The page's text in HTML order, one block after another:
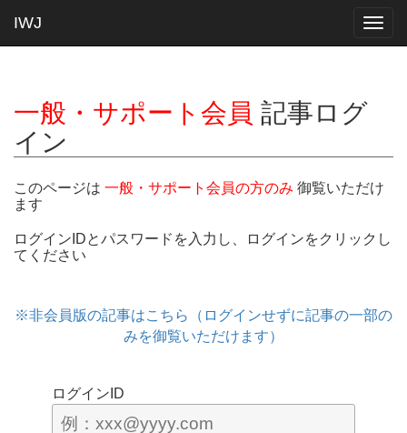
IWJ
一般・サポート会員 記事ログ
イン
このページは 一般・サポート会員の方のみ 御覧いただけ
ます
ログインIDとパスワードを入力し、ログインをクリックし
てください
※非会員版の記事はこちら（ログインせずに記事の一部の
みを御覧いただけます）
ログインID